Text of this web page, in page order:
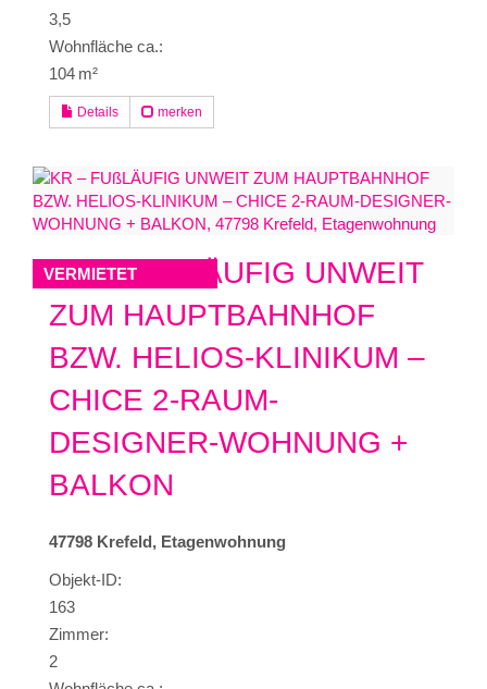
3,5
Wohnfläche ca.:
104 m²
Details merken
VERMIETET
KR – FUßLÄUFIG UNWEIT
ZUM HAUPTBAHNHOF
BZW. HELIOS-KLINIKUM –
CHICE 2-RAUM-
DESIGNER-WOHNUNG +
BALKON
47798 Krefeld, Etagenwohnung
Objekt-ID:
163
Zimmer:
2